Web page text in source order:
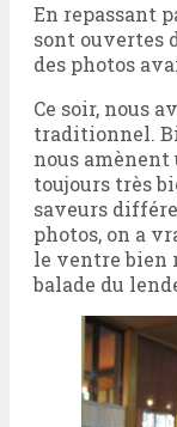
En repassant
sont ouvertes
des photos
Ce soir, nous
traditionnel.
nous
toujours très
saveurs
photos, on a
le ventre bien
balade du